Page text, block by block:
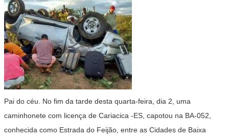
Pai do céu. No fim da tarde desta quarta-feira, dia 2, uma
caminhonete com licença de Cariacica -ES, capotou na BA-052,
conhecida como Estrada do Feijão, entre as Cidades de Baixa